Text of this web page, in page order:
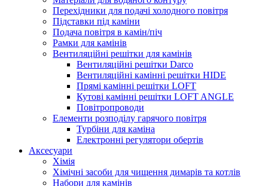
Перехідники для подачі холодного повітря
Підставки під каміни
Подача повітря в камін/піч
Рамки для камінів
Вентиляційні решітки для камінів
Вентиляційні решітки Darco
Вентиляційні камінні решітки HIDE
Прямі камінні решітки LOFT
Кутові камінні решітки LOFT ANGLE
Повітропроводи
Елементи розподілу гарячого повітря
Турбіни для каміна
Електронні регулятори обертів
Аксесуари
Хімія
Хімічні засоби для чищення димарів та котлів
Набори для камінів